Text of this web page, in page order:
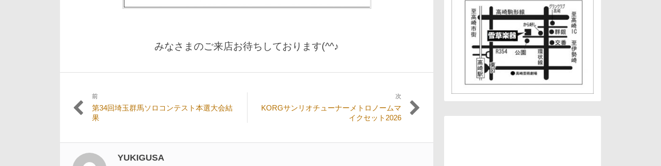
みなさまのご来店お待ちしております(^^♪
投
稿
ビ
ゲ
前
過
去
稿:
第34回埼玉群馬ソロコンテスト本選大会結
果
次
KORGサンリオチューナーメトロノームマ
イクセット2026
YUKIGUSA